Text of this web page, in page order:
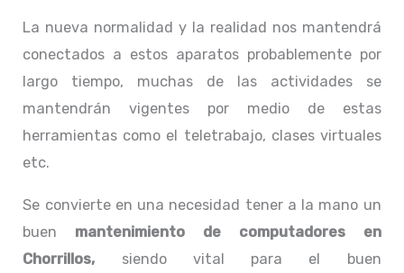
La nueva normalidad y la realidad nos mantendrá
conectados a estos aparatos probablemente por
largo tiempo, muchas de las actividades se
mantendrán vigentes por medio de estas
herramientas como el teletrabajo, clases virtuales
etc.
Se convierte en una necesidad tener a la mano un
buen mantenimiento de computadores en
Chorrillos, siendo vital para el buen